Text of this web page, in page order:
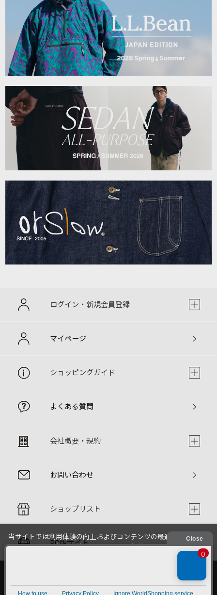
ログイン・新規会員登録
マイページ
ショッピングガイド
よくある質問
会社概要・規約
お問い合わせ
ショップリスト
PC版サイト
Copyright © LOFTMAN COMPANY. All rights reserved.
当サイトでは利用体験の向上およびコンテンツの最適な提供、ト
ラフィックの分析を目的としてCookieを使用しています。
サイトの閲覧を継続された場合、Cookieの利用に同意したことも
承諾する